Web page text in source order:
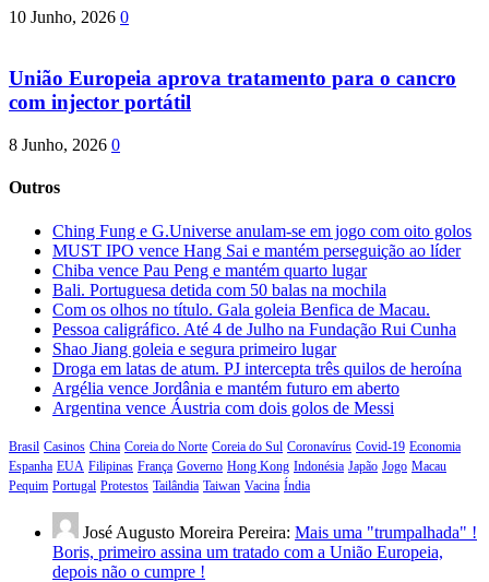
10 Junho, 2026 0
União Europeia aprova tratamento para o cancro
com injector portátil
8 Junho, 2026 0
Outros
Ching Fung e G.Universe anulam-se em jogo com oito golos
MUST IPO vence Hang Sai e mantém perseguição ao líder
Chiba vence Pau Peng e mantém quarto lugar
Bali. Portuguesa detida com 50 balas na mochila
Com os olhos no título. Gala goleia Benfica de Macau.
Pessoa caligráfico. Até 4 de Julho na Fundação Rui Cunha
Shao Jiang goleia e segura primeiro lugar
Droga em latas de atum. PJ intercepta três quilos de heroína
Argélia vence Jordânia e mantém futuro em aberto
Argentina vence Áustria com dois golos de Messi
Brasil Casinos China Coreia do Norte Coreia do Sul Coronavírus Covid-19 Economia
Espanha EUA Filipinas França Governo Hong Kong Indonésia Japão Jogo Macau
Pequim Portugal Protestos Tailândia Taiwan Vacina Índia
José Augusto Moreira Pereira: Mais uma "trumpalhada" !
Boris, primeiro assina um tratado com a União Europeia,
depois não o cumpre !